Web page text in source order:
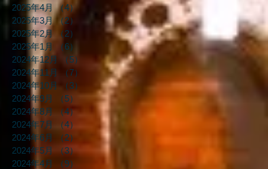
2025年4月 （4）
2025年3月
（2）
2件の記事
2025年2月
（2）
2件の記事
2025年1月
（6）
6件の記事
2024年12月
（5）
5件の記事
2024年11月
（7）
7件の記事
2024年10月
（3）
3件の記事
2024年9月
（5）
5件の記事
2024年8月
（4）4件の記事
2024年7月
（4）
4件の記事
2024年6月
（2）
2件の記事
2024年5月
（3）
3件の記事
2024年4月
（9）
9件の記事